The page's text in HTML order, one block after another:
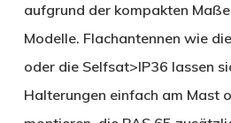
aufgrund der kompakten
Modelle. Flachantennen wie
oder die Selfsat>IP36 lassen
Halterungen einfach am Mast